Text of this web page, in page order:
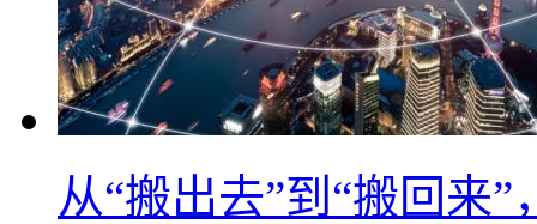
从“搬出去”到“搬回来